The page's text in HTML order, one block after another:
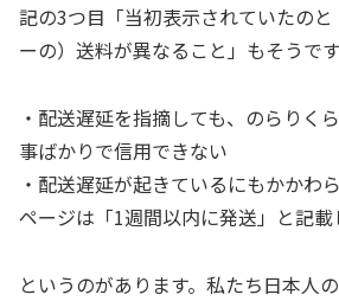
記の3つ目「当初表示されていたの
ーの）送料が異なること」もそうです
・配送遅延を指摘しても、のらりく
事ばかりで信用できない
・配送遅延が起きているにもかかわ
ページは「1週間以内に発送」と記載
というのがあります。私たち日本人